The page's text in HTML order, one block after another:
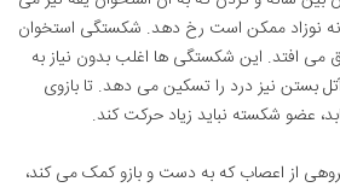
نوزاد ممکن است رخ دهد. شکستگی استخوان
می افتد. این شکستگی ها اغلب بدون نیاز به
بستن نیز درد را تسکین می دهد. تا بازوی
عضو شکسته نباید زیاد حرکت کند.
از اعصاب که به دست و بازو کمک می کند،